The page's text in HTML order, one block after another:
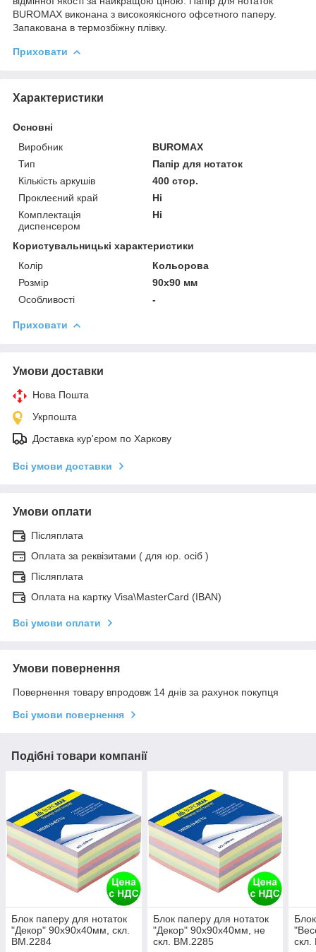
BUROMAX виконана з високоякісного офсетного паперу.
Запакована в термозбіжну плівку.
Приховати
Характеристики
Основні
Виробник
BUROMAX
Тип
Папір для нотаток
Кількість аркушів
400 стор.
Проклеєний край
Ні
Комплектація
диспенсером
Ні
Користувальницькі характеристики
Колір
Кольорова
Розмір
90х90 мм
Особливості
-
Приховати
Умови доставки
Нова Пошта
Укрпошта
Доставка кур'єром по Харкову
Всі умови доставки
Умови оплати
Післяплата
Оплата за реквізитами ( для юр. осіб )
Післяплата
Оплата на картку Visa\MasterCard (IBAN)
Всі умови оплати
Умови повернення
Повернення товару впродовж 14 днів за рахунок покупця
Всі умови повернення
Подібні товари компанії
Блок паперу для нотаток
"Декор" 90х90х40мм, скл.
BM.2284
Блок паперу для нотаток
"Декор" 90х90х40мм, не
скл. BM.2285
скл.